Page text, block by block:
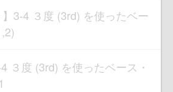
】3-4 ３度 (3rd) を使ったベー
4 ３度 (3rd) を使ったベース・